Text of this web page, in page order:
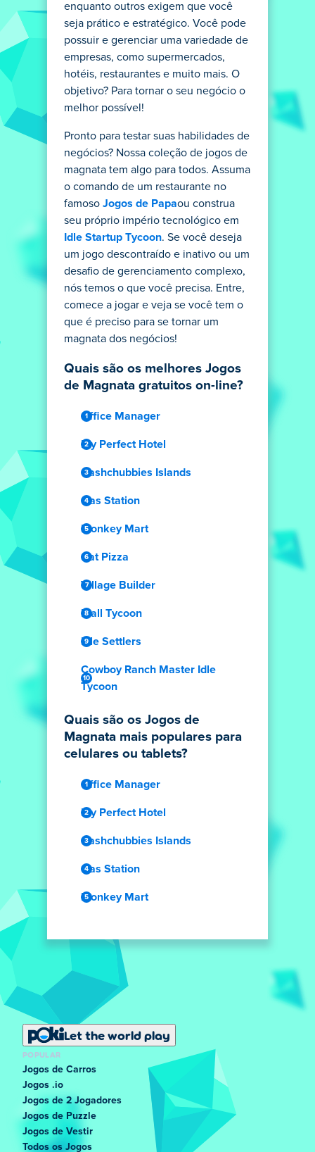
enquanto outros exigem que você
seja prático e estratégico. Você pode
possuir e gerenciar uma variedade de
empresas, como supermercados,
hotéis, restaurantes e muito mais. O
objetivo? Para tornar o seu negócio o
melhor possível!
Pronto para testar suas habilidades de
negócios? Nossa coleção de jogos de
magnata tem algo para todos. Assuma
o comando de um restaurante no
famoso Jogos de Papaou construa
seu próprio império tecnológico em
Idle Startup Tycoon. Se você deseja
um jogo descontraído e inativo ou um
desafio de gerenciamento complexo,
nós temos o que você precisa. Entre,
comece a jogar e veja se você tem o
que é preciso para se tornar um
magnata dos negócios!
Quais são os melhores Jogos
de Magnata gratuitos on-line?
Office Manager
My Perfect Hotel
Cashchubbies Islands
Gas Station
Monkey Mart
Cat Pizza
Village Builder
Mall Tycoon
Idle Settlers
Cowboy Ranch Master Idle
Tycoon
Quais são os Jogos de
Magnata mais populares para
celulares ou tablets?
Office Manager
My Perfect Hotel
Cashchubbies Islands
Gas Station
Monkey Mart
Let the world play
POPULAR
Jogos de Carros
Jogos .io
Jogos de 2 Jogadores
Jogos de Puzzle
Jogos de Vestir
Todos os Jogos